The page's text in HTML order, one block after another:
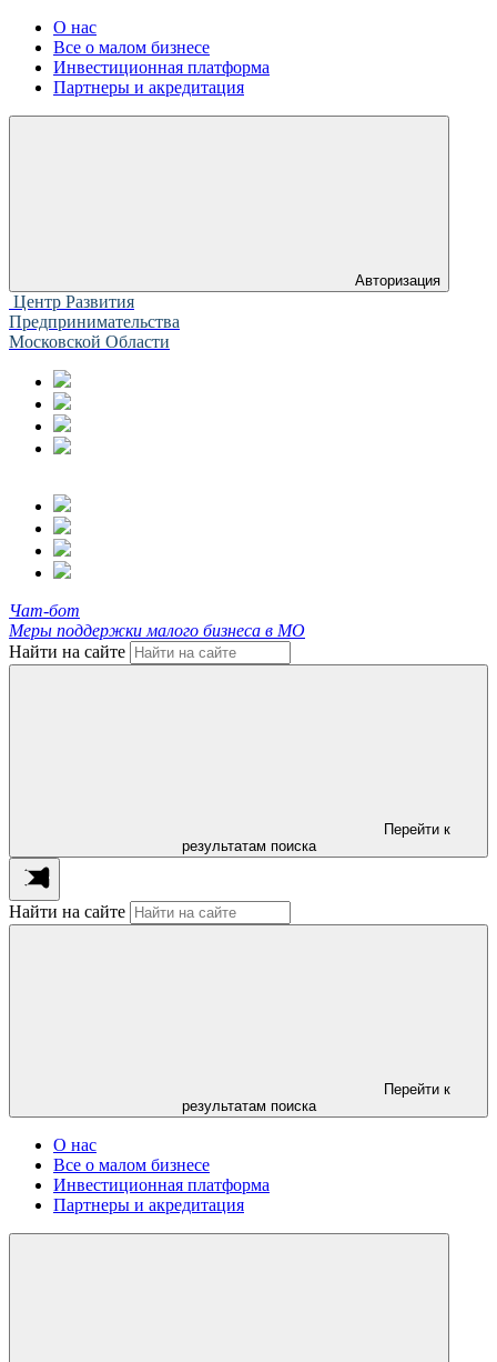
О нас
Все о малом бизнесе
Инвестиционная платформа
Партнеры и акредитация
Авторизация
Центр Развития
Предпринимательства
Московской Области
Чат-бот
Меры поддержки малого бизнеса в МО
Найти на сайте
Перейти к
результатам поиска
Найти на сайте
Перейти к
результатам поиска
О нас
Все о малом бизнесе
Инвестиционная платформа
Партнеры и акредитация